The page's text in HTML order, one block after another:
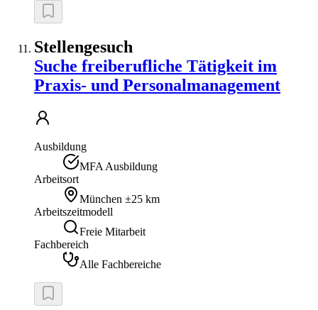
Stellengesuch
Suche freiberufliche Tätigkeit im
Praxis- und Personalmanagement
Ausbildung
MFA Ausbildung
Arbeitsort
München ±25 km
Arbeitszeitmodell
Freie Mitarbeit
Fachbereich
Alle Fachbereiche